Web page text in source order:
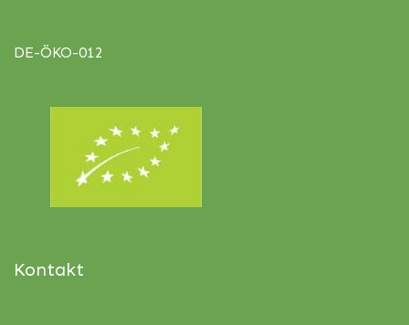
DE-ÖKO-012
Kontakt